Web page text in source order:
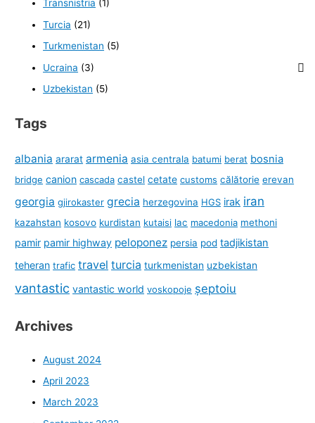
Transnistria (1)
Turcia (21)
Turkmenistan (5)
Ucraina (3)
Uzbekistan (5)
Tags
albania ararat armenia asia centrala batumi berat bosnia
bridge canion cascada castel cetate customs călătorie erevan
georgia gjirokaster grecia herzegovina HGS irak iran
kazahstan kosovo kurdistan kutaisi lac macedonia methoni
pamir pamir highway peloponez persia pod tadjikistan
teheran trafic travel turcia turkmenistan uzbekistan
vantastic vantastic world voskopoje șeptoiu
Archives
August 2024
April 2023
March 2023